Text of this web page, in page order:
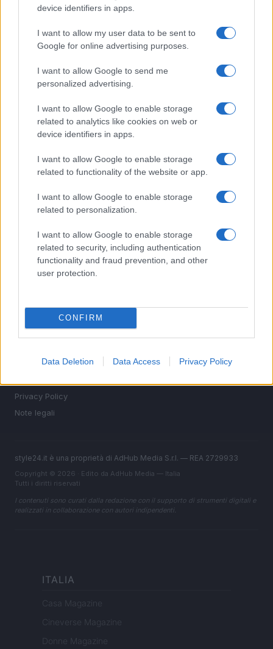
device identifiers in apps.
I want to allow my user data to be sent to
Google for online advertising purposes.
I want to allow Google to send me
personalized advertising.
I want to allow Google to enable storage
related to analytics like cookies on web or
device identifiers in apps.
I want to allow Google to enable storage
related to functionality of the website or app.
I want to allow Google to enable storage
related to personalization.
I want to allow Google to enable storage
related to security, including authentication
functionality and fraud prevention, and other
user protection.
CONFIRM
Data Deletion Data Access Privacy Policy
Attualità, costume, moda, bellezza, cinema, celebrity,
Lifestyle
Fitness
Offerte&Consigli
LEGALE
Privacy Policy
Note legali
style24.it è una proprietà di AdHub Media S.r.l. — REA 2729933
Copyright © 2026 · Edito da AdHub Media — Italia
Tutti i diritti riservati
I contenuti sono curati dalla redazione con il supporto di strumenti digitali e
realizzati in collaborazione con autori indipendenti.
ITALIA
Casa Magazine
Cineverse Magazine
Donne Magazine